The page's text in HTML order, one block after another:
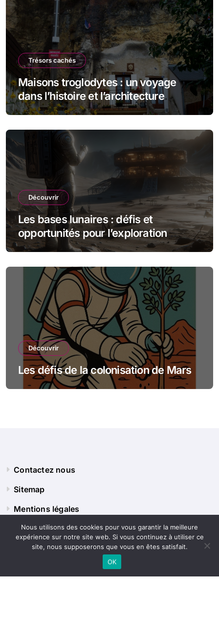
Trésors cachés
Maisons troglodytes : un voyage
dans l’histoire et l’architecture
souterraine
Découvrir
Les bases lunaires : défis et
opportunités pour l’exploration
spatiale
Découvrir
Les défis de la colonisation de Mars
Contactez nous
Sitemap
Mentions légales
Panorama Terre
Explorez le monde sous tous ses angles
Nous utilisons des cookies pour vous garantir la meilleure
expérience sur notre site web. Si vous continuez à utiliser ce
site, nous supposerons que vous en êtes satisfait.
OK